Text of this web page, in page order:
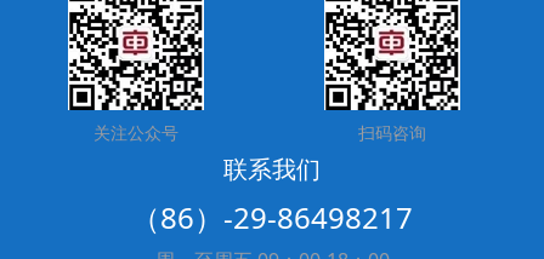
关注公众号 扫码咨询
联系我们
（86）-29-86498217